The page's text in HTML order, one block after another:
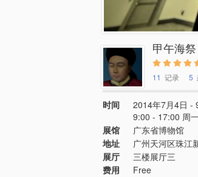
甲午海
11 记录 5
时间
2014年7月4日 -
9:00 - 17:00 周
展馆
广东省博物馆
地址
广州天河区珠江
展厅
三楼展厅三
费用
Free